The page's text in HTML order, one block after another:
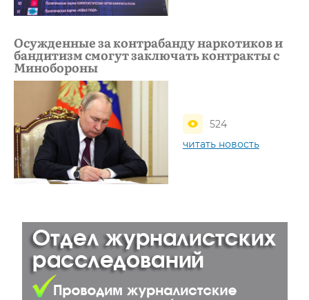
Осужденные за контрабанду наркотиков и
бандитизм смогут заключать контракты с
Минобороны
524
читать новость